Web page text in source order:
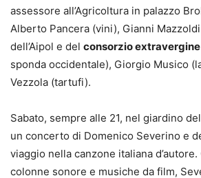
assessore all’Agricoltura in palazzo
Alberto Pancera (vini), Gianni
dell’Aipol e del consorzio
sponda occidentale), Giorgio Musico
Vezzola (tartufi).
Sabato, sempre alle 21, nel giardino
un concerto di Domenico Severino e
viaggio nella canzone italiana
colonne sonore e musiche da film,